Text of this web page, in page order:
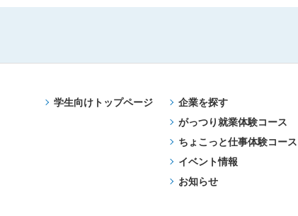
学生向けトップページ
企業を探す
がっつり就業体験コース
ちょこっと仕事体験コース
イベント情報
お知らせ